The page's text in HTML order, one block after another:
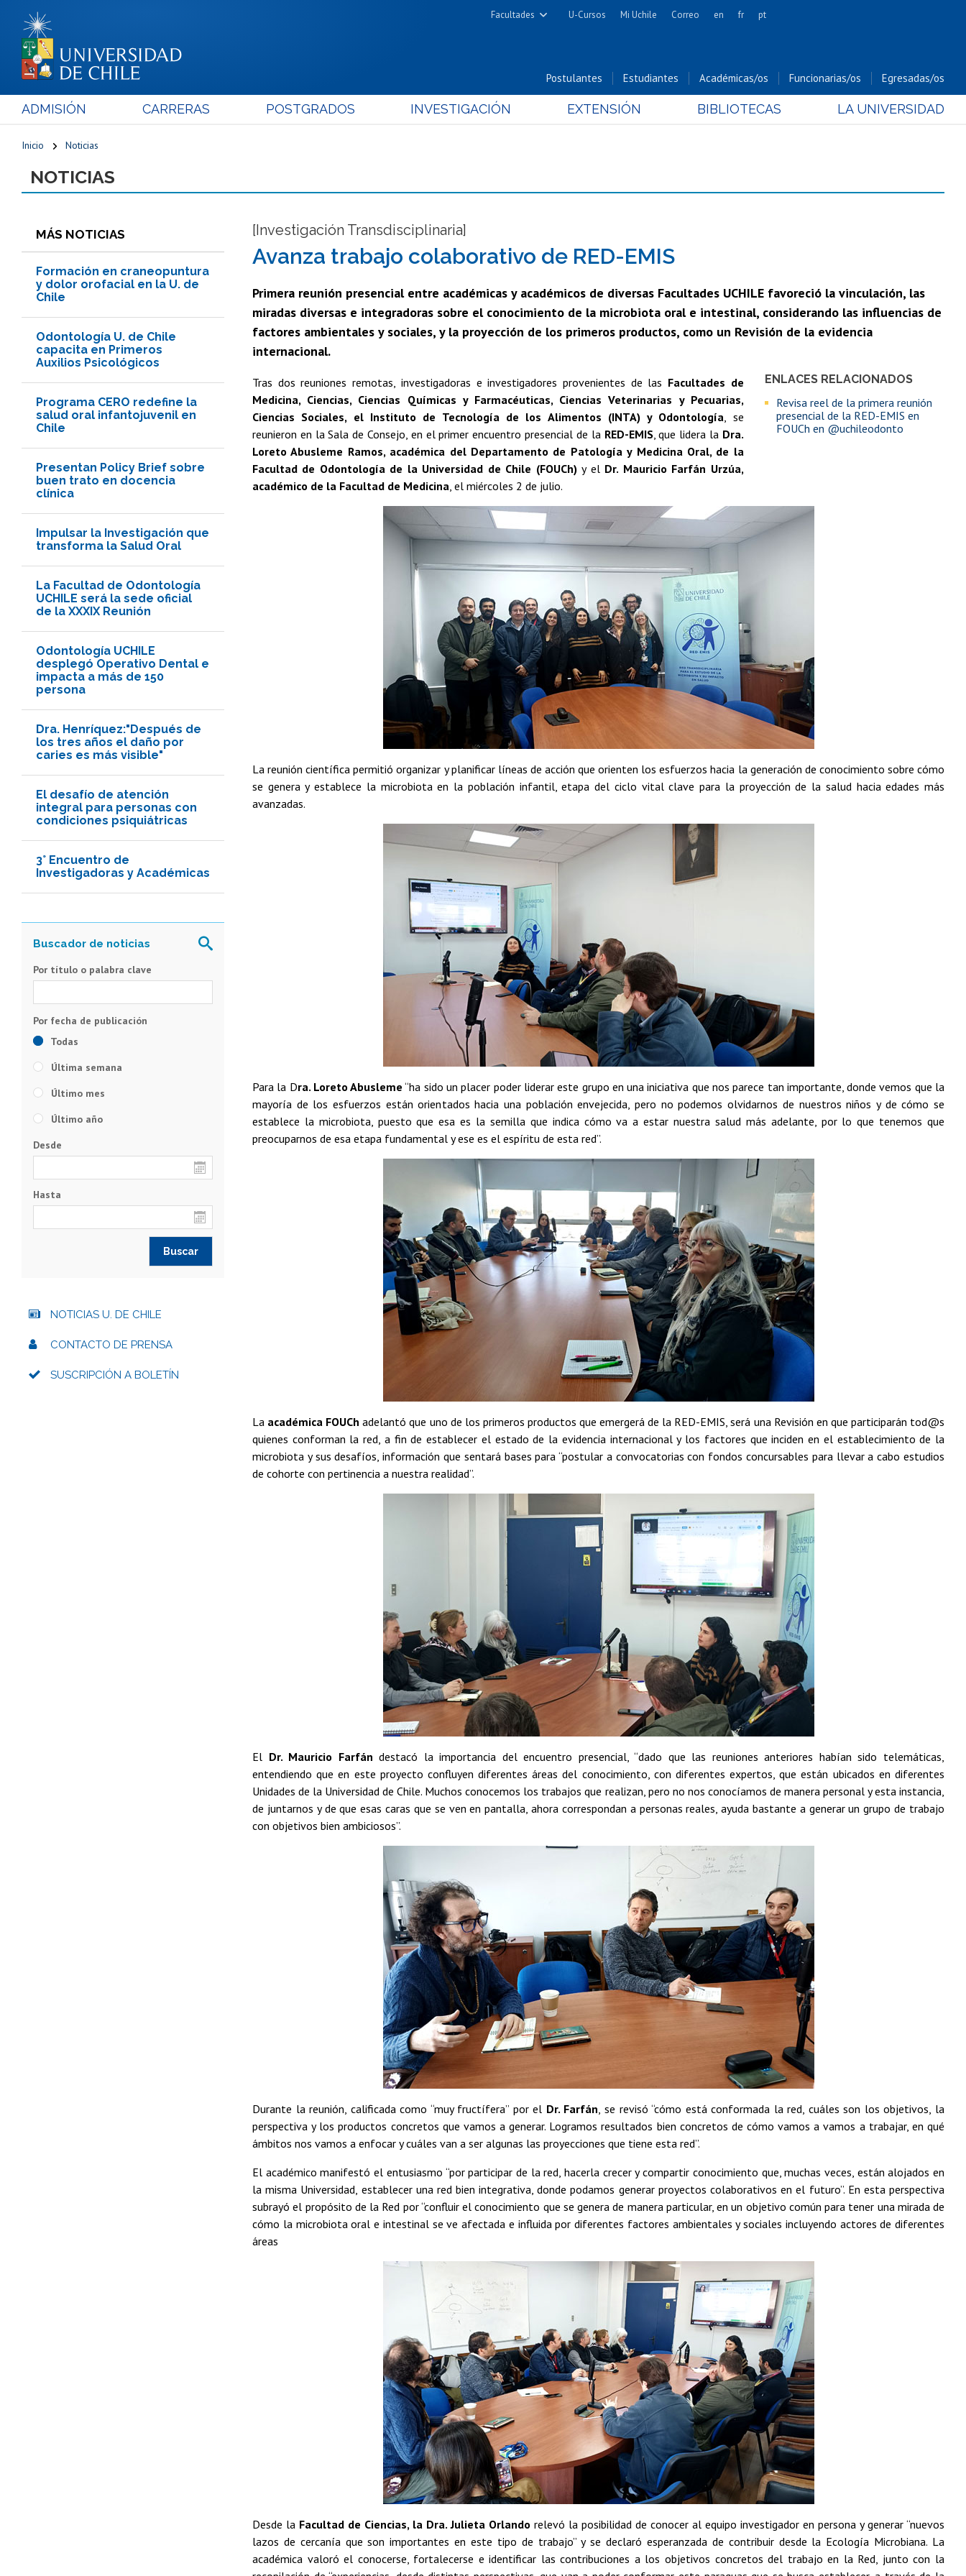
Facultades
Cs. Físicas y Matemáticas
Cs. Forestales y Conservación
Cs. Químicas y Farmacéuticas
Cs. Sociales
Nutrición y Tecnología de
U-Cursos Mi Uchile Correo en fr pt
Postulantes Estudiantes Académicas/os Funcionarias/os Egresadas/os
ADMISIÓN CARRERAS POSTGRADOS INVESTIGACIÓN EXTENSIÓN BIBLIOTECAS LA UNIVERSIDAD
Inicio Noticias
NOTICIAS
MÁS NOTICIAS
Formación en craneopuntura
y dolor orofacial en la U. de
Chile
Odontología U. de Chile
capacita en Primeros
Auxilios Psicológicos
Programa CERO redefine la
salud oral infantojuvenil en
Chile
Presentan Policy Brief sobre
buen trato en docencia
clínica
Impulsar la Investigación que
transforma la Salud Oral
La Facultad de Odontología
UCHILE será la sede oficial
de la XXXIX Reunión
Odontología UCHILE
desplegó Operativo Dental e
impacta a más de 150
persona
Dra. Henríquez:"Después de
los tres años el daño por
caries es más visible"
El desafío de atención
integral para personas con
condiciones psiquiátricas
3° Encuentro de
Investigadoras y Académicas
[Investigación Transdisciplinaria]
Avanza trabajo colaborativo de RED-EMIS
Primera reunión presencial entre académicas y académicos de diversas Facultades UCHILE favoreció la vinculación, las
miradas diversas e integradoras sobre el conocimiento de la microbiota oral e intestinal, considerando las influencias de
factores ambientales y sociales, y la proyección de los primeros productos, como un Revisión de la evidencia
internacional.
ENLACES RELACIONADOS
Revisa reel de la primera reunión
presencial de la RED-EMIS en
FOUCh en @uchileodonto
Tras dos reuniones remotas, investigadoras e investigadores provenientes de las Facultades de
Medicina, Ciencias, Ciencias Químicas y Farmacéuticas, Ciencias Veterinarias y Pecuarias,
Ciencias Sociales, el Instituto de Tecnología de los Alimentos (INTA) y Odontología , se
reunieron en la Sala de Consejo, en el primer encuentro presencial de la RED-EMIS, que lidera la Dra.
Loreto Abusleme Ramos, académica del Departamento de Patología y Medicina Oral, de la
Facultad de Odontología de la Universidad de Chile (FOUCh)y el Dr. Mauricio Farfán Urzúa,
académico de la Facultad de Medicina , el miércoles 2 de julio.
La reunión científica permitió organizar y planificar líneas de acción que orienten los esfuerzos hacia la generación de conocimiento sobre cómo
se genera y establece la microbiota en la población infantil, etapa del ciclo vital clave para la proyección de la salud hacia edades más
avanzadas.
Para la Dra. Loreto Abusleme “ha sido un placer poder liderar este grupo en una iniciativa que nos parece tan importante, donde vemos que la
mayoría de los esfuerzos están orientados hacia una población envejecida, pero no podemos olvidarnos de nuestros niños y de cómo se
establece la microbiota, puesto que esa es la semilla que indica cómo va a estar nuestra salud más adelante, por lo que tenemos que
preocuparnos de esa etapa fundamental y ese es el espíritu de esta red”.
La académica FOUCh adelantó que uno de los primeros productos que emergerá de la RED-EMIS, será una Revisión en que participarán tod@s
quienes conforman la red, a fin de establecer el estado de la evidencia internacional y los factores que inciden en el establecimiento de la
microbiota y sus desafíos, información que sentará bases para “postular a convocatorias con fondos concursables para llevar a cabo estudios
de cohorte con pertinencia a nuestra realidad”.
El Dr. Mauricio Farfán destacó la importancia del encuentro presencial, “dado que las reuniones anteriores habían sido telemáticas,
entendiendo que en este proyecto confluyen diferentes áreas del conocimiento, con diferentes expertos, que están ubicados en diferentes
Unidades de la Universidad de Chile. Muchos conocemos los trabajos que realizan, pero no nos conocíamos de manera personal y esta instancia,
de juntarnos y de que esas caras que se ven en pantalla, ahora correspondan a personas reales, ayuda bastante a generar un grupo de trabajo
con objetivos bien ambiciosos”.
Durante la reunión, calificada como “muy fructífera” por el Dr. Farfán , se revisó “cómo está conformada la red, cuáles son los objetivos, la
perspectiva y los productos concretos que vamos a generar. Logramos resultados bien concretos de cómo vamos a vamos a trabajar, en qué
ámbitos nos vamos a enfocar y cuáles van a ser algunas las proyecciones que tiene esta red”.
El académico manifestó el entusiasmo “por participar de la red, hacerla crecer y compartir conocimiento que, muchas veces, están alojados en
la misma Universidad, establecer una red bien integrativa, donde podamos generar proyectos colaborativos en el futuro”. En esta perspectiva
subrayó el propósito de la Red por “confluir el conocimiento que se genera de manera particular, en un objetivo común para tener una mirada de
cómo la microbiota oral e intestinal se ve afectada e influida por diferentes factores ambientales y sociales incluyendo actores de diferentes
áreas
Desde la Facultad de Ciencias, la Dra. Julieta Orlando relevó la posibilidad de conocer al equipo investigador en persona y generar “nuevos
lazos de cercanía que son importantes en este tipo de trabajo” y se declaró esperanzada de contribuir desde la Ecología Microbiana. La
académica valoró el conocerse, fortalecerse e identificar las contribuciones a los objetivos concretos del trabajo en la Red, junto con la
Por título o palabra clave
Todas
Última semana
Último mes
Último año
Desde
Hasta
NOTICIAS U. DE CHILE
CONTACTO DE PRENSA
SUSCRIPCIÓN A BOLETÍN